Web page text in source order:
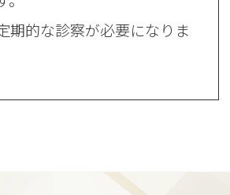
期的な診察が必要になりま